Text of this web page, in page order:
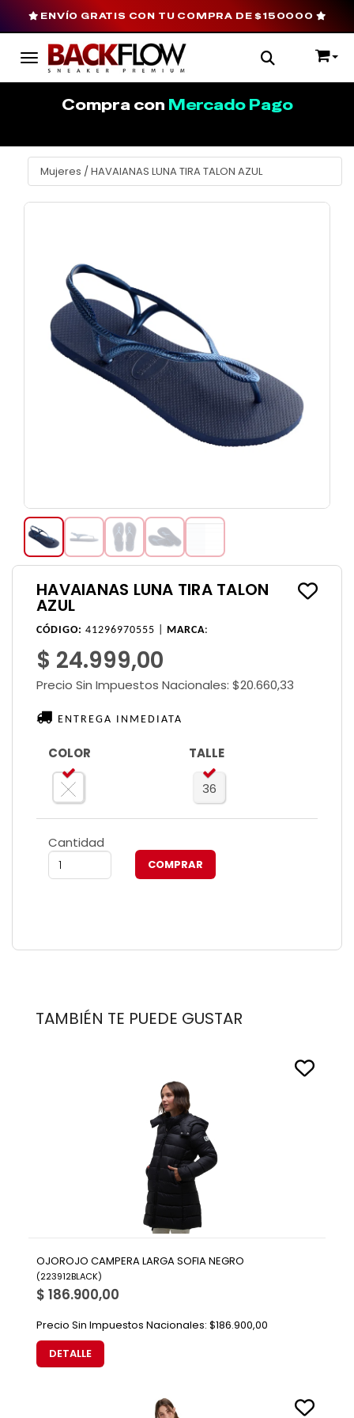
Toggle navigation
ENVÍO GRATIS CON TU COMPRA DE $150000
Compra con Mercado Pago
Mujeres / HAVAIANAS LUNA TIRA TALON AZUL
HAVAIANAS LUNA TIRA TALON
AZUL
CÓDIGO: 41296970555 | MARCA:
$ 24.999,00
Precio Sin Impuestos Nacionales: $20.660,33
ENTREGA INMEDIATA
COLOR TALLE
36
Cantidad
TAMBIÉN TE PUEDE GUSTAR
OJOROJO CAMPERA LARGA SOFIA NEGRO
(223912BLACK)
$ 186.900,00
Precio Sin Impuestos Nacionales: $186.900,00
DETALLE